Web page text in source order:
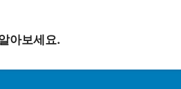
아보세요.